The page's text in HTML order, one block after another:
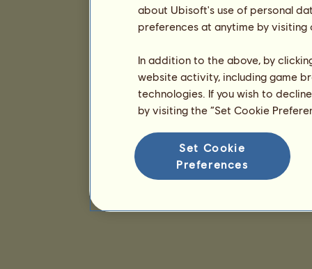
about Ubisoft's use of personal
preferences at anytime by
In addition to the above, by
website activity, including game
technologies. If you wish to
by visiting the “Set Cookie
Set Cookie
Preferences